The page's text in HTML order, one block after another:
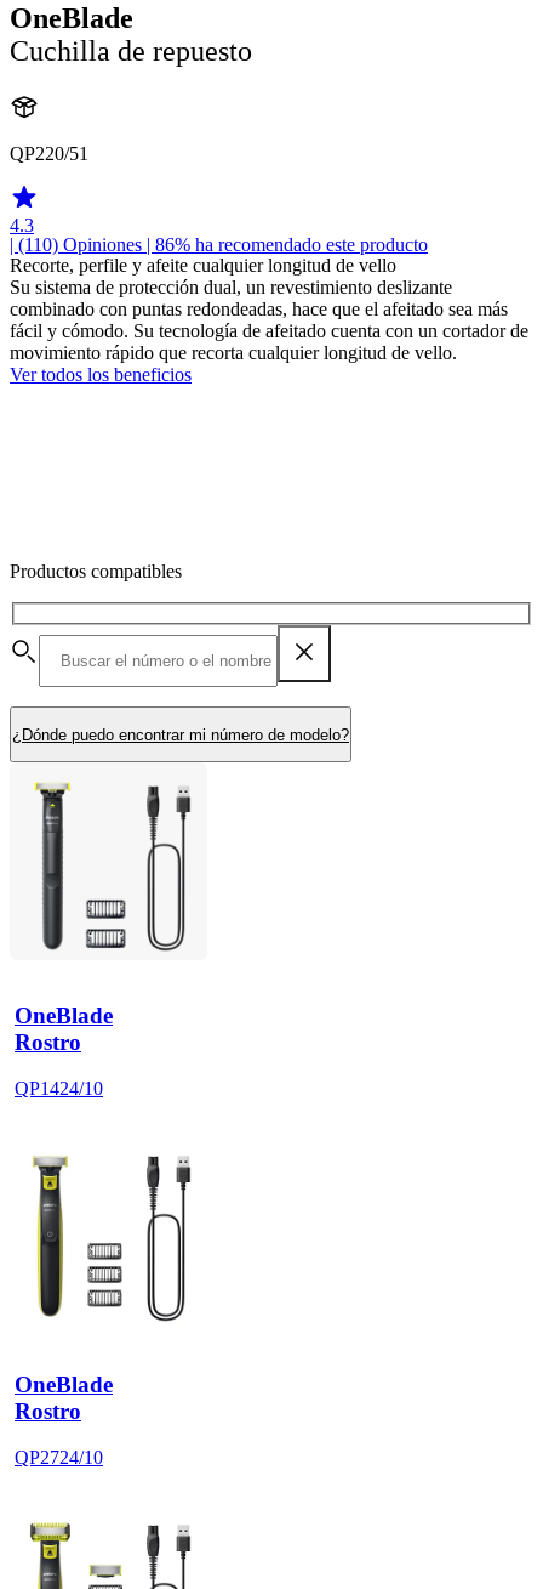
OneBlade
Cuchilla de repuesto
QP220/51
4.3
| (110) Opiniones | 86% ha recomendado este producto
Recorte, perfile y afeite cualquier longitud de vello
Su sistema de protección dual, un revestimiento deslizante
combinado con puntas redondeadas, hace que el afeitado sea más
fácil y cómodo. Su tecnología de afeitado cuenta con un cortador de
movimiento rápido que recorta cualquier longitud de vello.
Ver todos los beneficios
Productos compatibles
¿Dónde puedo encontrar mi número de modelo?
OneBlade
Rostro
QP1424/10
OneBlade
Rostro
QP2724/10